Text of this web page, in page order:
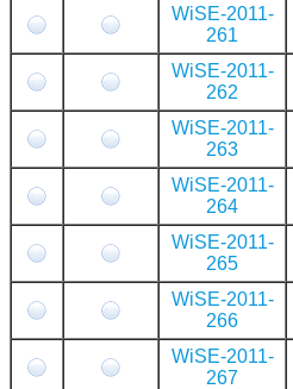
WiSE-2011-
261
WiSE-2011-
262
WiSE-2011-
263
WiSE-2011-
264
WiSE-2011-
265
WiSE-2011-
266
WiSE-2011-
267